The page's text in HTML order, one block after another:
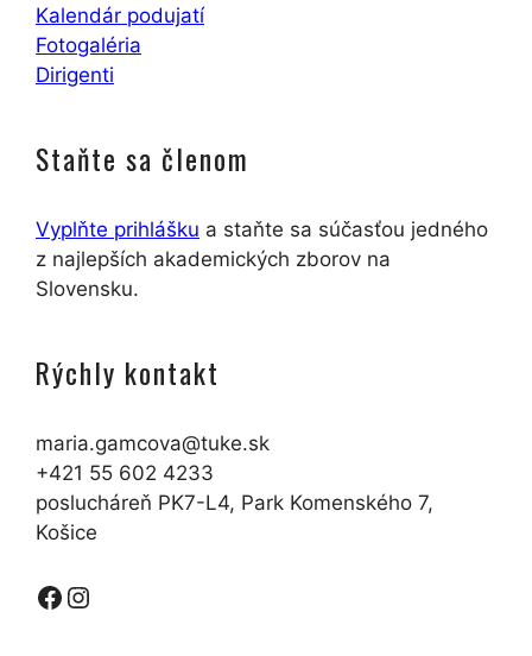
Kalendár podujatí
Fotogaléria
Dirigenti
Staňte sa členom
Vyplňte prihlášku a staňte sa súčasťou jedného
z najlepších akademických zborov na
Slovensku.
Rýchly kontakt
maria.gamcova@tuke.sk
+421 55 602 4233
poslucháreň PK7-L4, Park Komenského 7,
Košice
Facebook
Instagram